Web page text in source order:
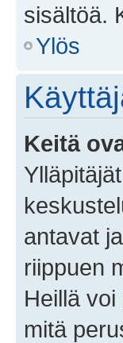
sisältöä.
Ylös
Keitä
antavat
riippuen
Heillä
mitä